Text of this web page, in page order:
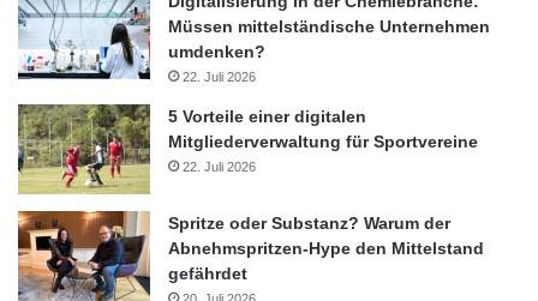
Müssen mittelständische Unternehmen
umdenken?
22. Juli 2026
5 Vorteile einer digitalen
Mitgliederverwaltung für Sportvereine
22. Juli 2026
Spritze oder Substanz? Warum der
Abnehmspritzen-Hype den Mittelstand
gefährdet